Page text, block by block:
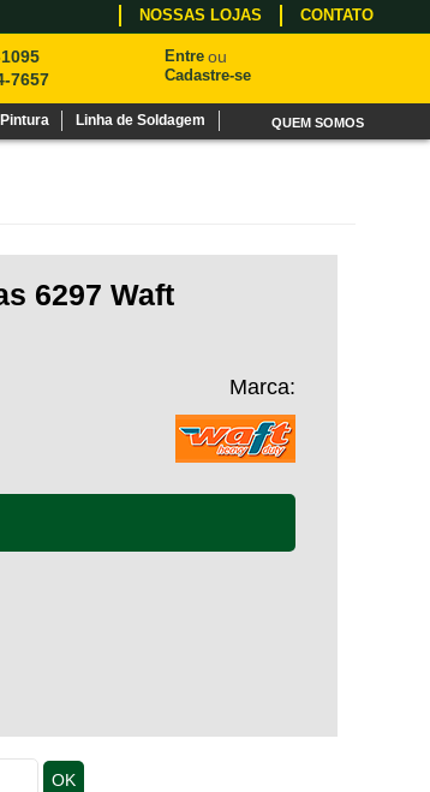
NOSSAS LOJAS CONTATO
7657
Entre ou
Cadastre-se
Linha de Soldagem QUEM SOMOS
6297 Waft
Marca:
OK